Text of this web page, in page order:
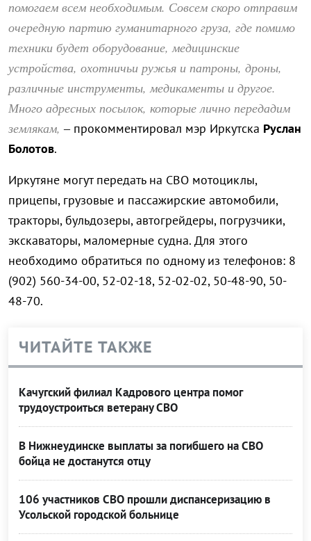
помогаем всем необходимым. Совсем скоро отправим
очередную партию гуманитарного груза, где помимо
техники будет оборудование, медицинские
устройства, охотничьи ружья и патроны, дроны,
различные инструменты, медикаменты и другое.
Много адресных посылок, которые лично передадим
землякам, – прокомментировал мэр Иркутска Руслан
Болотов.
Иркутяне могут передать на СВО мотоциклы,
прицепы, грузовые и пассажирские автомобили,
тракторы, бульдозеры, автогрейдеры, погрузчики,
экскаваторы, маломерные судна. Для этого
необходимо обратиться по одному из телефонов: 8
(902) 560-34-00, 52-02-18, 52-02-02, 50-48-90, 50-
48-70.
ЧИТАЙТЕ ТАКЖЕ
Качугский филиал Кадрового центра помог
трудоустроиться ветерану СВО
В Нижнеудинске выплаты за погибшего на СВО
бойца не достанутся отцу
106 участников СВО прошли диспансеризацию в
Усольской городской больнице